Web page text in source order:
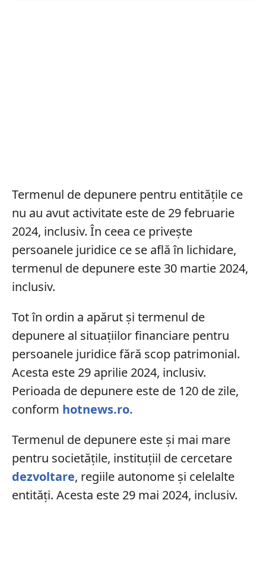
Termenul de depunere pentru entitățile ce
nu au avut activitate este de 29 februarie
2024, inclusiv. În ceea ce privește
persoanele juridice ce se află în lichidare,
termenul de depunere este 30 martie 2024,
inclusiv.
Tot în ordin a apărut și termenul de
depunere al situațiilor financiare pentru
persoanele juridice fără scop patrimonial.
Acesta este 29 aprilie 2024, inclusiv.
Perioada de depunere este de 120 de zile,
conform hotnews.ro.
Termenul de depunere este și mai mare
pentru societățile, instituțiil de cercetare
dezvoltare, regiile autonome și celelalte
entități. Acesta este 29 mai 2024, inclusiv.